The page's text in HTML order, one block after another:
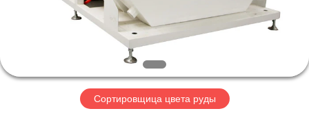
ПУТЕШЕСТВИЕ
ФАБРИКИСортировщица цвета руды